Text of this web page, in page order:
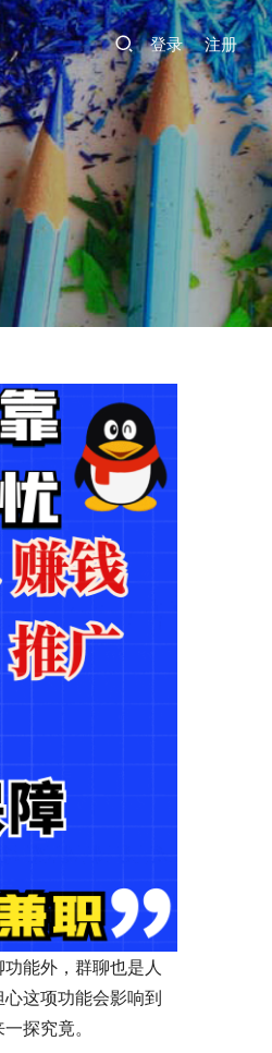
登录 注册
能外，群聊也是人
这项功能会影响到
探究竟。